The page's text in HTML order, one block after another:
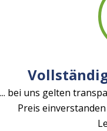
... bei uns gelten
Preis